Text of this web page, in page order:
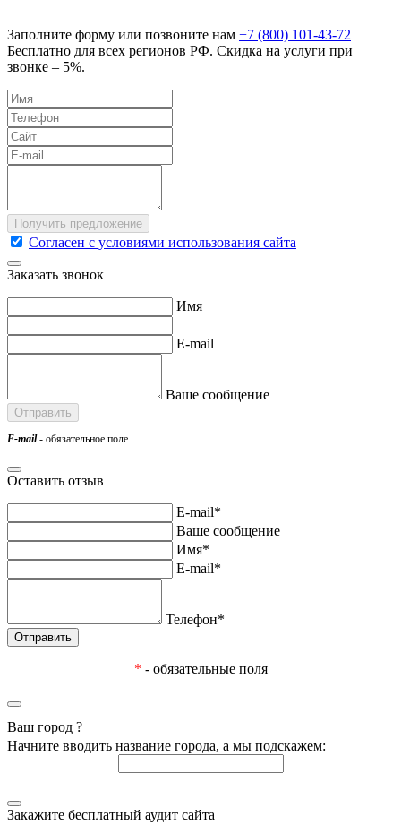
Заполните форму или позвоните нам +7 (800) 101-43-72
Бесплатно для всех регионов РФ. Скидка на услуги при
звонке – 5%.
Согласен с условиями использования сайта
Заказать звонок
Имя
E-mail
Ваше сообщение
E-mail- обязательное поле
Оставить отзыв
E-mail*
Ваше сообщение
Имя*
E-mail*
Телефон*
* - обязательные поля
Ваш город ?
Начните вводить название города, а мы подскажем:
Закажите бесплатный аудит сайта